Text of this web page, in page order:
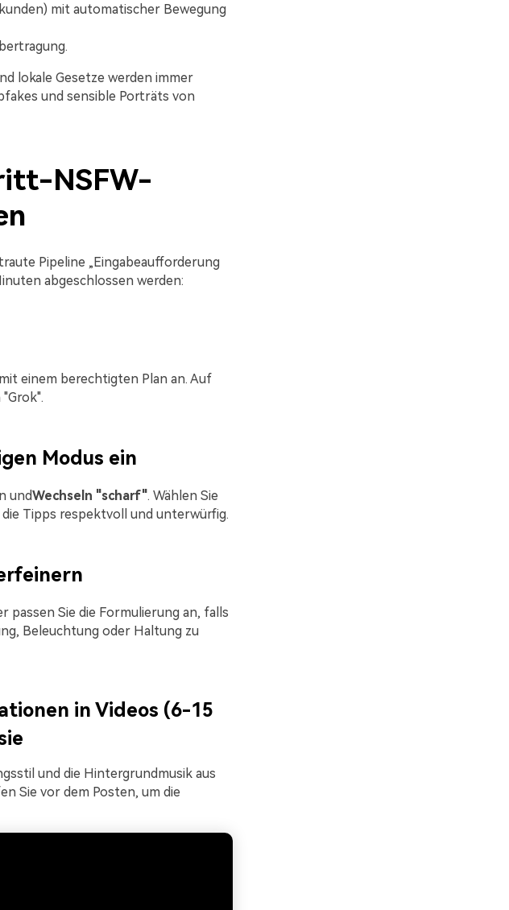
mit automatischer Bewegung
lokale Gesetze werden immer
und sensible Porträts von
NSFW-
Pipeline „Eingabeaufforderung
abgeschlossen werden:
einem berechtigten Plan an. Auf
Modus ein
undWechseln "scharf". Wählen Sie
Tipps respektvoll und unterwürfig.
passen Sie die Formulierung an, falls
Beleuchtung oder Haltung zu
in Videos (6-15
und die Hintergrundmusik aus
Sie vor dem Posten, um die